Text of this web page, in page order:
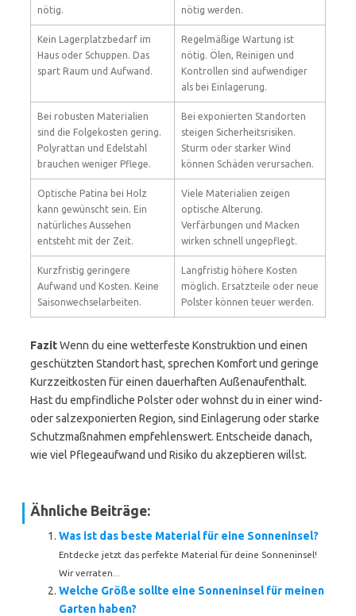
nötig.
nötig werden.
Kein Lagerplatzbedarf im
Haus oder Schuppen. Das
spart Raum und Aufwand.
Regelmäßige Wartung ist
nötig. Ölen, Reinigen und
Kontrollen sind aufwendiger
als bei Einlagerung.
Bei robusten Materialien
sind die Folgekosten gering.
Polyrattan und Edelstahl
brauchen weniger Pflege.
Bei exponierten Standorten
steigen Sicherheitsrisiken.
Sturm oder starker Wind
können Schäden verursachen.
Optische Patina bei Holz
kann gewünscht sein. Ein
natürliches Aussehen
entsteht mit der Zeit.
Viele Materialien zeigen
optische Alterung.
Verfärbungen und Macken
wirken schnell ungepflegt.
Kurzfristig geringere
Aufwand und Kosten. Keine
Saisonwechselarbeiten.
Langfristig höhere Kosten
möglich. Ersatzteile oder neue
Polster können teuer werden.
FazitWenn du eine wetterfeste Konstruktion und einen
geschützten Standort hast, sprechen Komfort und geringe
Kurzzeitkosten für einen dauerhaften Außenaufenthalt.
Hast du empfindliche Polster oder wohnst du in einer wind-
oder salzexponierten Region, sind Einlagerung oder starke
Schutzmaßnahmen empfehlenswert. Entscheide danach,
wie viel Pflegeaufwand und Risiko du akzeptieren willst.
Ähnliche Beiträge:
Was ist das beste Material für eine Sonneninsel?
Entdecke jetzt das perfekte Material für deine Sonneninsel!
Wir verraten...
Welche Größe sollte eine Sonneninsel für meinen
Garten haben?